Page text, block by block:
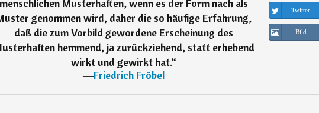
menschlichen Musterhaften, wenn es der Form nach als
genommen wird, daher die so häufige Erfahrung,
daß die zum Vorbild gewordene Erscheinung des
hemmend, ja zurückziehend, statt erhebend
wirkt und gewirkt hat.“
―Friedrich Fröbel
Twitter
Bild